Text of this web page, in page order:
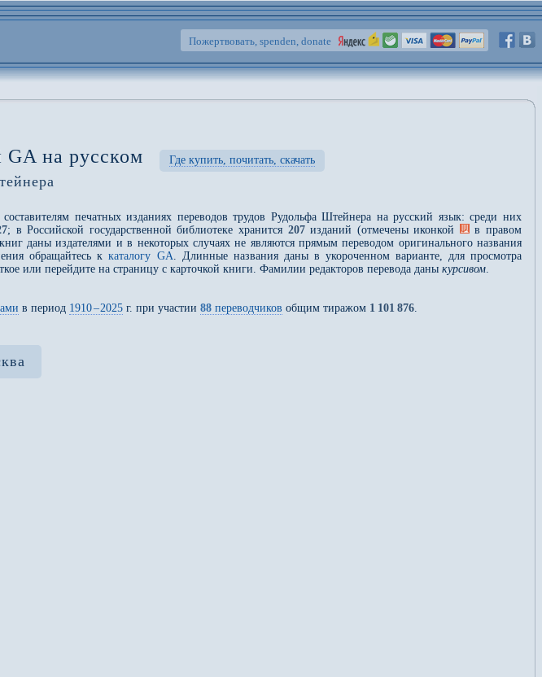
Пожертвовать, spenden, donate
GA на русском Где купить, почитать, скачать
печатных изданиях переводов трудов Рудольфа Штейнера на русский язык: среди них
; в Российской государственной библиотеке хранится 207изданий (отмечены иконкой
в правом
даны издателями и в некоторых случаях не являются прямым переводом оригинального названия
обращайтесь ккаталогу GA. Длинные названия даны в укороченном варианте, для просмотра
или перейдите на страницу с карточкой книги. Фамилии редакторов перевода даны курсивом.
в период 1910–2025 г. при участии 88 переводчиков общим тиражом 1 101 876.